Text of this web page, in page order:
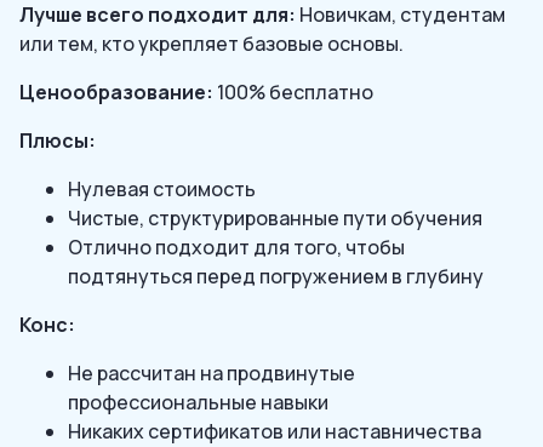
Лучше всего подходит для: Новичкам, студентам
или тем, кто укрепляет базовые основы.
Ценообразование: 100% бесплатно
Плюсы:
Нулевая стоимость
Чистые, структурированные пути обучения
Отлично подходит для того, чтобы
подтянуться перед погружением в глубину
Конс:
Не рассчитан на продвинутые
профессиональные навыки
Никаких сертификатов или наставничества